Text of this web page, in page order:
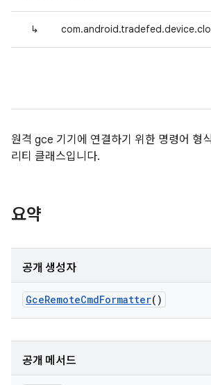
↳
원격 gce 기기에 연결하기 위한 명령어 형
리티 클래스입니다.
요약
공개 생성자
GceRemoteCmdFormatter()
공개 메서드